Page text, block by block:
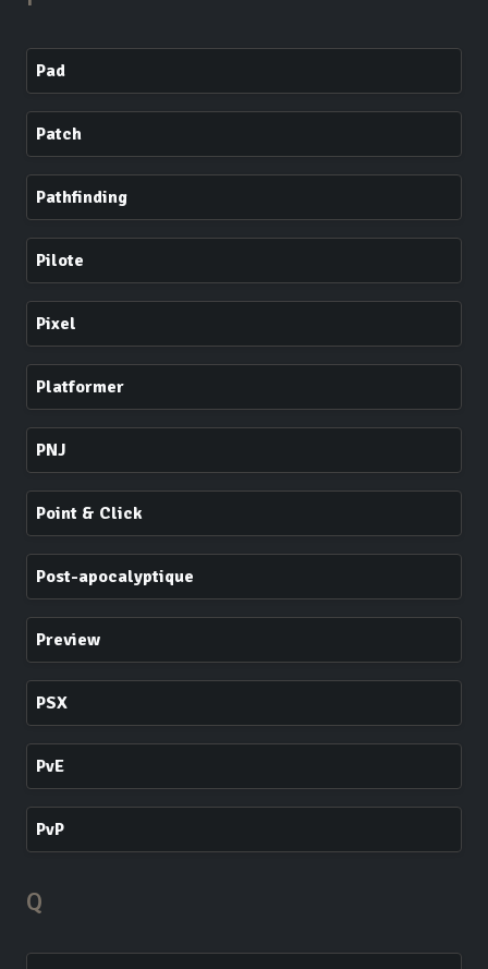
Pad
Patch
Pathfinding
Pilote
Pixel
Platformer
PNJ
Point & Click
Post-apocalyptique
Preview
PSX
PvE
PvP
Q